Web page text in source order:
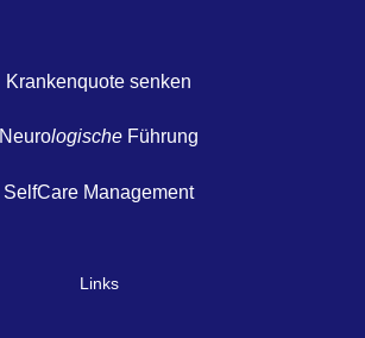
Krankenquote senken
Neurologische Führung
SelfCare Management
Links